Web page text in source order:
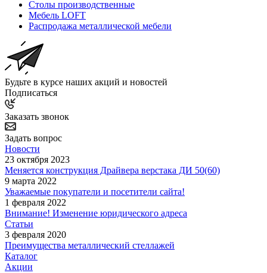
Столы производственные
Мебель LOFT
Распродажа металлической мебели
Будьте в курсе наших акций и новостей
Подписаться
Заказать звонок
Задать вопрос
Новости
23 октября 2023
Меняется конструкция Драйвера верстака ДИ 50(60)
9 марта 2022
Уважаемые покупатели и посетители сайта!
1 февраля 2022
Внимание! Изменение юридического адреса
Статьи
3 февраля 2020
Преимущества металлический стеллажей
Каталог
Акции